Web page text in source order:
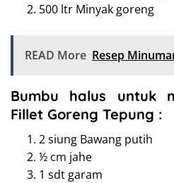
500 ltr Minyak goreng
READ More Resep
Bumbu halus untuk
Fillet Goreng Tepung :
2 siung Bawang putih
½ cm jahe
1 sdt garam